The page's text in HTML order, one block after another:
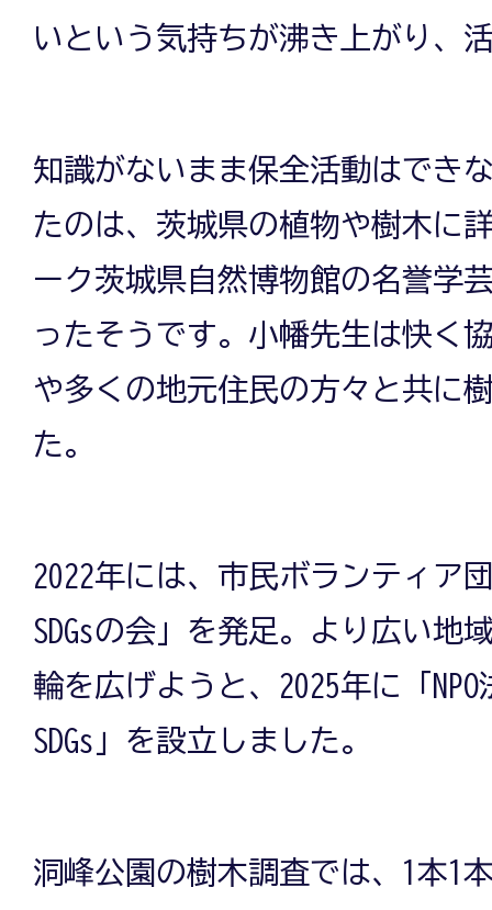
いという気持ちが沸き上がり、
知識がないまま保全活動はでき
たのは、茨城県の植物や樹木に
ーク茨城県自然博物館の名誉学
ったそうです。小幡先生は快く
や多くの地元住民の方々と共に
た。
2022年には、市民ボランティア
SDGsの会」を発足。より広い地
輪を広げようと、2025年に「
SDGs」を設立しました。
洞峰公園の樹木調査では、1本1